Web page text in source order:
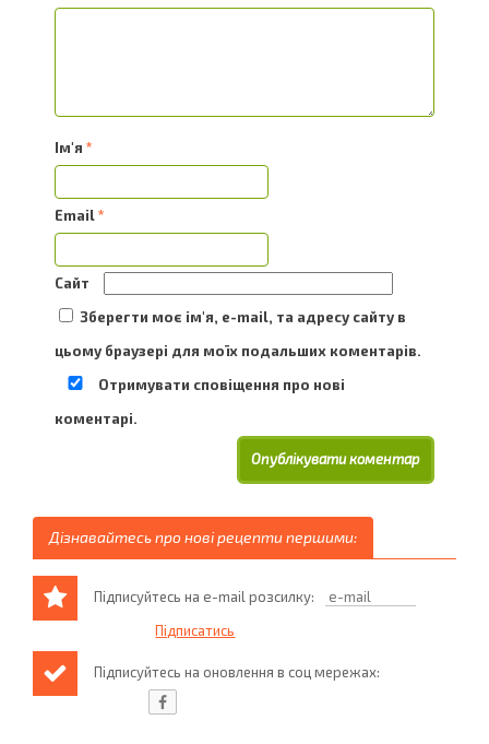
Ім'я *
Email*
Сайт
Зберегти моє ім'я, e-mail, та адресу сайту в
цьому браузері для моїх подальших коментарів.
Отримувати сповіщення про нові
коментарі.
Дізнавайтесь про нові рецепти першими:
Підписуйтесь на e-mail розсилку:
Підписуйтесь на оновлення в соц мережах: